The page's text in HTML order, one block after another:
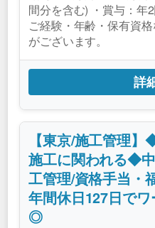
間分を含む) ・賞与：年
ご経験・年齢・保有資
がございます。
詳
【東京/施工管理
施工に関われる◆
工管理/資格手当・
年間休日127日で
◎